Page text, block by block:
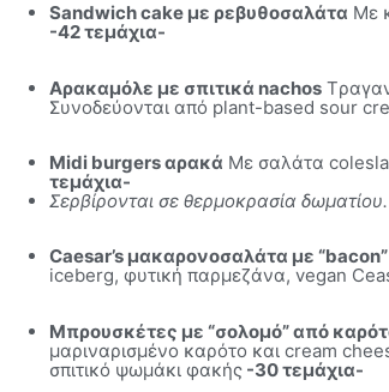
Sandwich cake με ρεβυθοσαλάτα Mε
-42 τεμάχια-
Aρακαμόλε με σπιτικά nachos
Συνοδεύονται από plant-based sour
Midi burgers αρακά Με σαλάτα
τεμάχια-
Σερβίρονται σε θερμοκρασία
Caesar’s μακαρονοσαλάτα με
iceberg, φυτική παρμεζάνα, vegan
Mπρουσκέτες με “σολομό” από
μαριναρισμένο καρότο και cream
σπιτικό ψωμάκι φακής -30 τεμάχια-